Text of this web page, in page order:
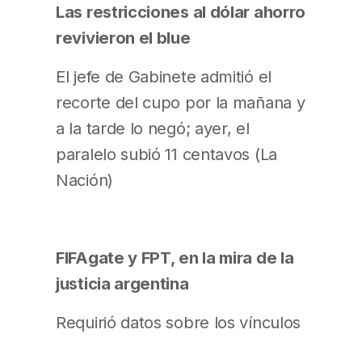
Las restricciones al dólar ahorro
revivieron el blue
El jefe de Gabinete admitió el
recorte del cupo por la mañana y
a la tarde lo negó; ayer, el
paralelo subió 11 centavos (La
Nación)
FIFAgate y FPT, en la mira de la
justicia argentina
Requirió datos sobre los vínculos